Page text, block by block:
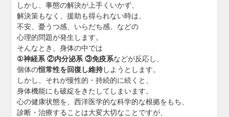
しかし、事態の解決が上手くいかず、
解決策もなく、援助も得られない時は、
不安、憂うつ感、いらだち感、などの
心理的問題が発生します。
そんなとき、身体の中では
①神経系②内分泌系③免疫系などが反応し、
個体の恒常性を回復し維持しようとします。
しかし、それが慢性的・持続的に続くと、
身体機能にも破綻をきたしてしまいます。
心の健康状態を、西洋医学的な科学的な根拠をもち、
診断・治療することは大変大切なことですが、